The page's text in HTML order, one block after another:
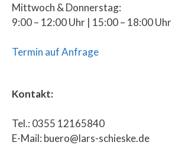
Mittwoch & Donnerstag:
9:00 – 12:00 Uhr | 15:00 – 18:00 Uhr
Termin auf Anfrage
Kontakt:
Tel.: 0355 12165840
E-Mail: buero@lars-schieske.de